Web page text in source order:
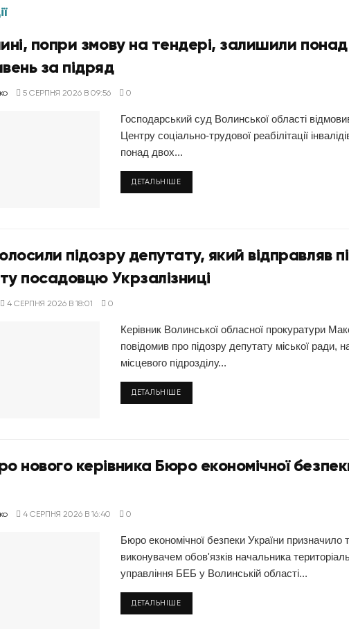
попри змову на тендері, залишили
за підряд
5 СЕРПНЯ 2026 В 09:56 0
Господарський суд Волинської області
Центру соціально-трудової реабілітації
понад двох...
ДЕТАЛЬНІШЕ
підозру депутату, який відправляв
посадовцю Укрзалізниці
4 СЕРПНЯ 2026 В 18:01 0
Керівник Волинської обласної прокуратури
повідомив про підозру депутату міської ради,
місцевого підрозділу...
ДЕТАЛЬНІШЕ
нового керівника Бюро економічної
4 СЕРПНЯ 2026 В 16:40 0
Бюро економічної безпеки України призначило
виконувачем обов'язків начальника
управління БЕБ у Волинській області...
ДЕТАЛЬНІШЕ